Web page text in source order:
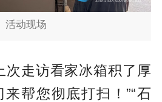
活动现场
次走访看家冰箱积了厚
帮您彻底打扫！”“石